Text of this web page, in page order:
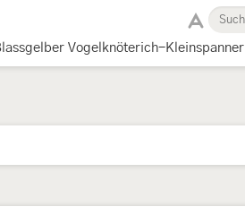
Vogelknöterich-Kleinspanner